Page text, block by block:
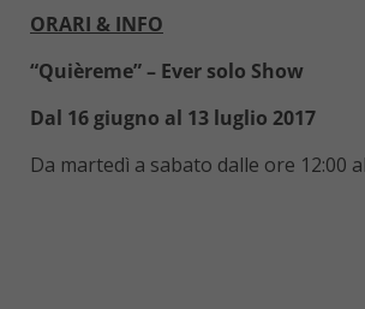
ORARI & INFO
“Quièreme” – Ever solo Show
Dal 16 giugno al 13 luglio 2017
Da martedì a sabato dalle ore 12:00